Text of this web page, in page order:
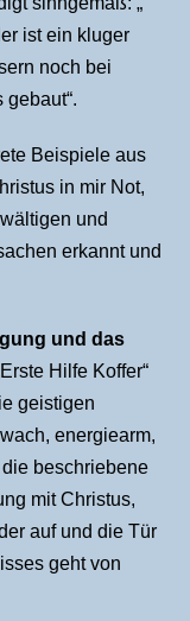
ist ein kluger
noch bei
Beispiele aus
in mir Not,
und
erkannt und
und das
Hilfe Koffer“
geistigen
energiearm,
beschriebene
mit Christus,
auf und die Tür
geht von